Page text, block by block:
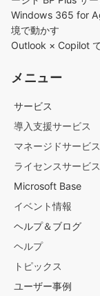
Windows 365 for
境で動かす
Outlook × Copilot
メニュー
サービス
導入支援サービス
マネージドサービス
ライセンスサービス
Microsoft Base
イベント情報
ヘルプ＆ブログ
ヘルプ
トピックス
ユーザー事例